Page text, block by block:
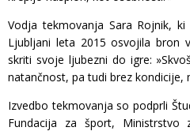
Vodja tekmovanja Sara Rojnik,
Ljubljani leta 2015 osvojila bron
skriti svoje ljubezni do igre:
natančnost, pa tudi brez kondicije,
Izvedbo tekmovanja so podprli
Fundacija za šport, Ministrstvo